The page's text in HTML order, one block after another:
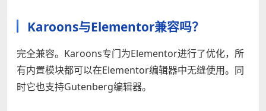
Karoons与Elementor兼容吗？
完全兼容。Karoons专门为Elementor进行了优化，所
有内置模块都可以在Elementor编辑器中无缝使用。同
时它也支持Gutenberg编辑器。